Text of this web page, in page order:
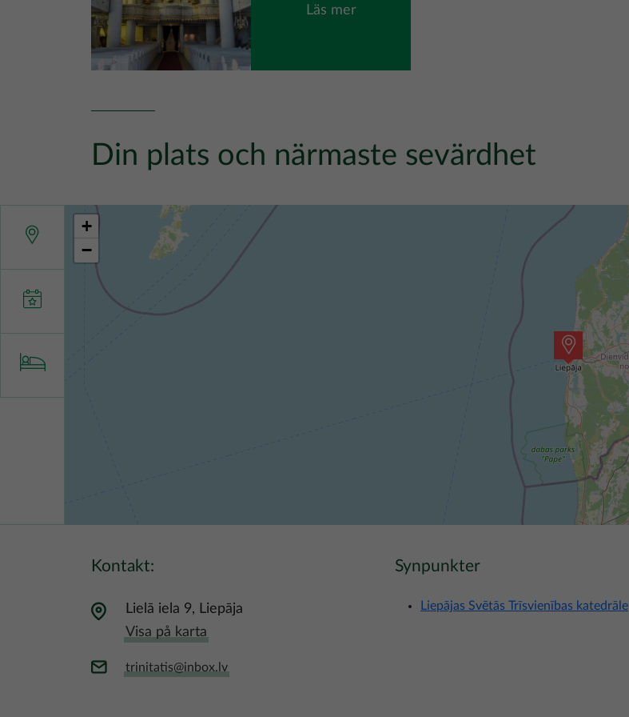
Läs mer
Din plats och närmaste sevärdhet
+
−
Kontakt:
Lielā iela 9, Liepāja
Visa på karta
trinitatis@inbox.lv
Synpunkter
Liepājas Svētās Trīsvienības katedrāle